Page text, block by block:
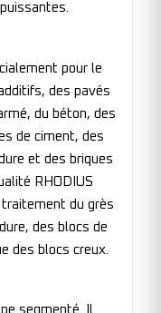
pour le
des pavés
du béton, des
de ciment, des
et des briques
RHODIUS
du grès
des blocs de
des blocs creux.
segmenté. Il